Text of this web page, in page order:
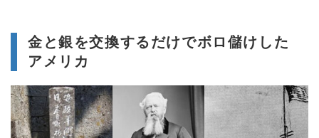
金と銀を交換するだけでボロ儲けした
アメリカ